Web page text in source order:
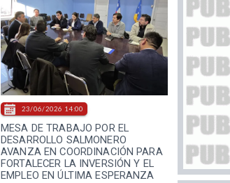
MESA DE TRABAJO POR EL
DESARROLLO SALMONERO
AVANZA EN COORDINACIÓN PARA
FORTALECER LA INVERSIÓN Y EL
EMPLEO EN ÚLTIMA ESPERANZA
23/06/2026 14:00